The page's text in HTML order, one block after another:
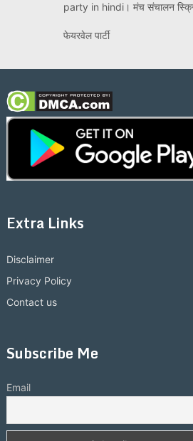
party in hindi। मंच संचालन
फेयरवेल पार्टी
Extra Links
Disclaimer
Privacy Policy
Contact us
Subscribe Me
Email